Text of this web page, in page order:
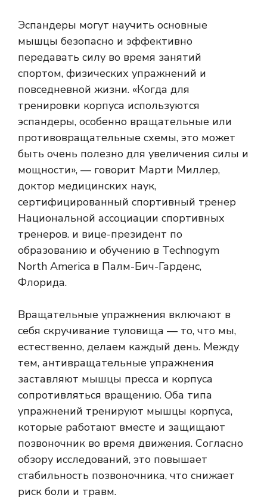
Эспандеры могут научить основные
мышцы безопасно и эффективно
передавать силу во время занятий
спортом, физических упражнений и
повседневной жизни. «Когда для
тренировки корпуса используются
эспандеры, особенно вращательные или
противовращательные схемы, это может
быть очень полезно для увеличения силы и
мощности», — говорит Марти Миллер,
доктор медицинских наук,
сертифицированный спортивный тренер
Национальной ассоциации спортивных
тренеров. и вице-президент по
образованию и обучению в Technogym
North America в Палм-Бич-Гарденс,
Флорида.
Вращательные упражнения включают в
себя скручивание туловища — то, что мы,
естественно, делаем каждый день. Между
тем, антивращательные упражнения
заставляют мышцы пресса и корпуса
сопротивляться вращению. Оба типа
упражнений тренируют мышцы корпуса,
которые работают вместе и защищают
позвоночник во время движения. Согласно
обзору исследований, это повышает
стабильность позвоночника, что снижает
риск боли и травм.